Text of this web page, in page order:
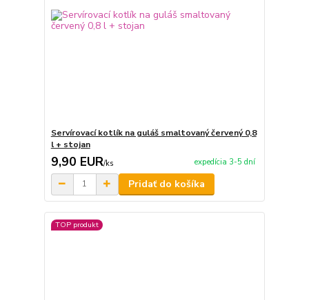
Servírovací kotlík na guláš smaltovaný červený 0,8
l + stojan
9,90 EUR/ks expedícia 3-5 dní
Pridať do košíka
TOP produkt